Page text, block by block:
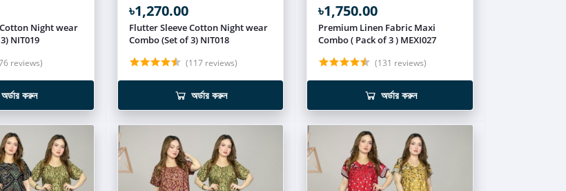
Night wear
NIT019
reviews)
অর্ডার করুন
৳1,270.00
Flutter Sleeve Cotton Night wear
Combo (Set of 3) NIT018
(117 reviews)
অর্ডার করুন
৳1,750.00
Premium Linen Fabric Maxi
Combo ( Pack of 3 ) MEXI027
(131 reviews)
অর্ডার করুন